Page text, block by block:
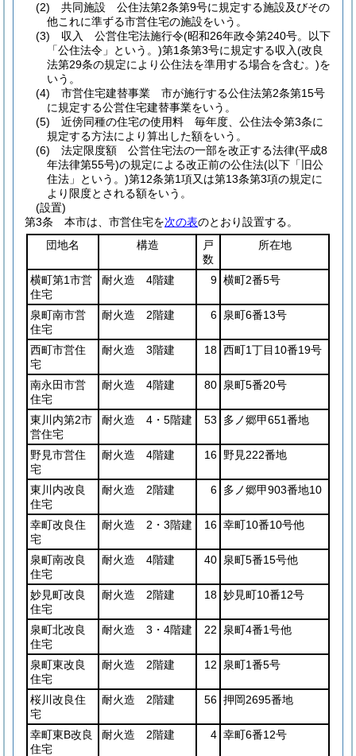
(2)
共同施設 公住法第2条第9号に規定する施設及びその
他これに準ずる市営住宅の施設をいう。
(3)
収入 公営住宅法施行令(昭和26年政令第240号。以下
「公住法令」という。)第1条第3号に規定する収入(改良
法第29条の規定により公住法を準用する場合を含む。)を
いう。
(4)
市営住宅建替事業 市が施行する公住法第2条第15号
に規定する公営住宅建替事業をいう。
(5)
近傍同種の住宅の使用料 毎年度、公住法令第3条に
規定する方法により算出した額をいう。
(6)
法定限度額 公営住宅法の一部を改正する法律(平成8
年法律第55号)の規定による改正前の公住法(以下「旧公
住法」という。)第12条第1項又は第13条第3項の規定に
より限度とされる額をいう。
(設置)
第3条
本市は、市営住宅を次の表のとおり設置する。
団地名
構造
戸
数
所在地
横町第1市営
住宅
耐火造 4階建 9 横町2番5号
泉町南市営
住宅
耐火造 2階建 6 泉町6番13号
西町市営住
宅
耐火造 3階建 18 西町1丁目10番19号
南永田市営
住宅
耐火造 4階建 80 泉町5番20号
東川内第2市
営住宅
耐火造 4・5階建 53 多ノ郷甲651番地
野見市営住
宅
耐火造 4階建 16 野見222番地
東川内改良
住宅
耐火造 2階建 6 多ノ郷甲903番地10
幸町改良住
宅
耐火造 2・3階建 16 幸町10番10号他
泉町南改良
住宅
耐火造 4階建 40 泉町5番15号他
妙見町改良
住宅
耐火造 2階建 18 妙見町10番12号
泉町北改良
住宅
耐火造 3・4階建 22 泉町4番1号他
泉町東改良
住宅
耐火造 2階建 12 泉町1番5号
桜川改良住
宅
耐火造 2階建 56 押岡2695番地
幸町東B改良
住宅
耐火造 2階建 4 幸町6番12号